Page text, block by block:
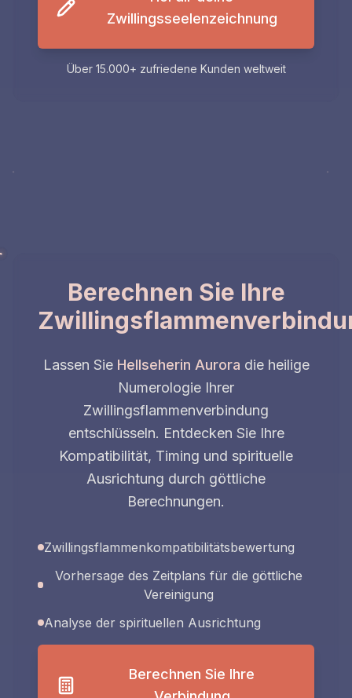
Zwillingsseelenzeichnung
Über 15.000+ zufriedene Kunden weltweit
Berechnen Sie Ihre
Lassen Sie Hellseherin Aurora die heilige
Numerologie Ihrer
Zwillingsflammenverbindung
entschlüsseln. Entdecken Sie Ihre
Kompatibilität, Timing und spirituelle
Ausrichtung durch göttliche
Berechnungen.
Zwillingsflammenkompatibilitätsbewertung
Vorhersage des Zeitplans für die göttliche
Vereinigung
Analyse der spirituellen Ausrichtung
Berechnen Sie Ihre